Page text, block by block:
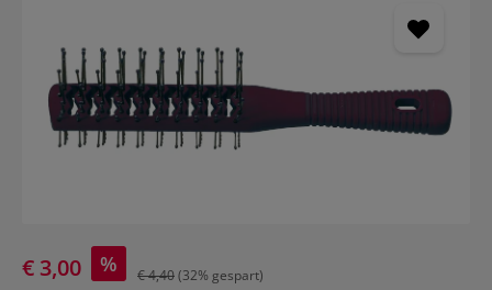
€ 3,00 % € 4,40(32% gespart)